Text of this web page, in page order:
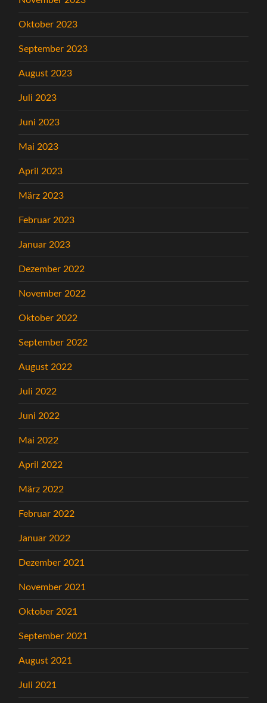
Oktober 2023
September 2023
August 2023
Juli 2023
Juni 2023
Mai 2023
April 2023
März 2023
Februar 2023
Januar 2023
Dezember 2022
November 2022
Oktober 2022
September 2022
August 2022
Juli 2022
Juni 2022
Mai 2022
April 2022
März 2022
Februar 2022
Januar 2022
Dezember 2021
November 2021
Oktober 2021
September 2021
August 2021
Juli 2021